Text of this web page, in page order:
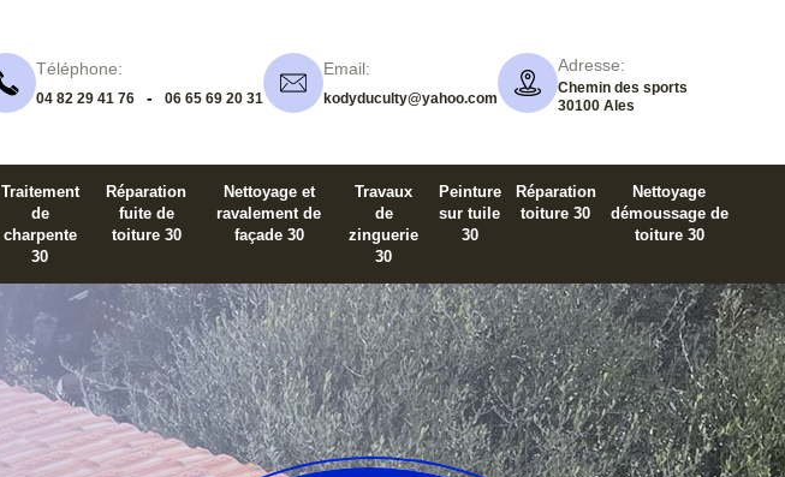
Téléphone:
04 82 29 41 76 - 06 65 69 20 31
Email:
kodyduculty@yahoo.com
Adresse:
Chemin des sports
30100 Ales
Traitement
de
charpente
30
Réparation
fuite de
toiture 30
Nettoyage et
ravalement de
façade 30
Travaux
de
zinguerie
30
Peinture
sur tuile
30
Réparation
toiture 30
Nettoyage
démoussage de
toiture 30